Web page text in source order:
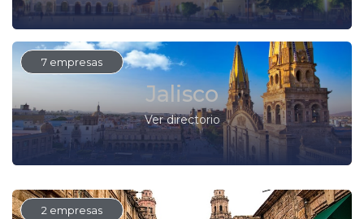
Jalisco
Ver directorio
7 empresas
2 empresas